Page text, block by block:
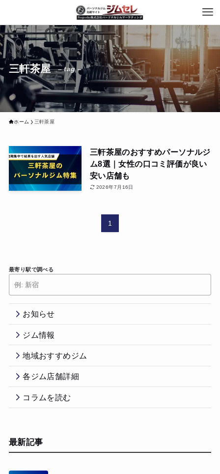
三軒茶屋 – tag –
ホーム 三軒茶屋
三軒茶屋のおすすめパーソナルジ
ム8選｜女性の口コミ評価が良い
安い店舗も
2026年7月16日
1
最寄り駅で調べる
お知らせ
ジム情報
地域おすすめジム
各ジム店舗詳細
コラムを読む
最新記事